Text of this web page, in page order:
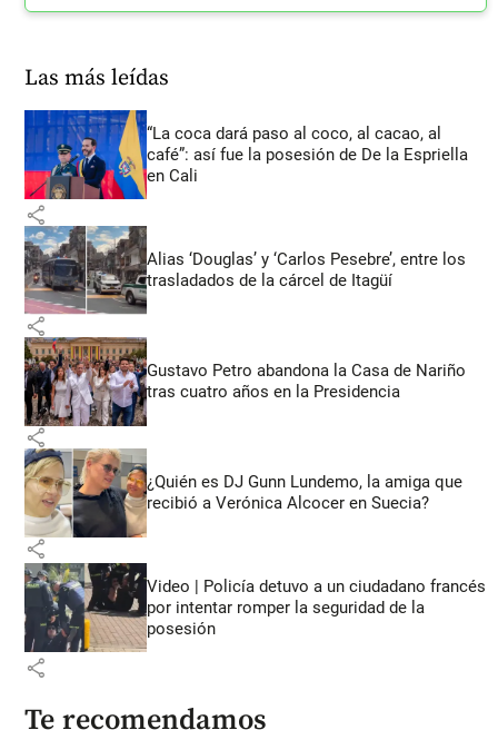
Las más leídas
“La coca dará paso al coco, al cacao, al
café”: así fue la posesión de De la Espriella
en Cali
share
Alias ‘Douglas’ y ‘Carlos Pesebre’, entre los
trasladados de la cárcel de Itagüí
share
Gustavo Petro abandona la Casa de Nariño
tras cuatro años en la Presidencia
share
¿Quién es DJ Gunn Lundemo, la amiga que
recibió a Verónica Alcocer en Suecia?
share
Video | Policía detuvo a un ciudadano francés
por intentar romper la seguridad de la
posesión
share
Te recomendamos